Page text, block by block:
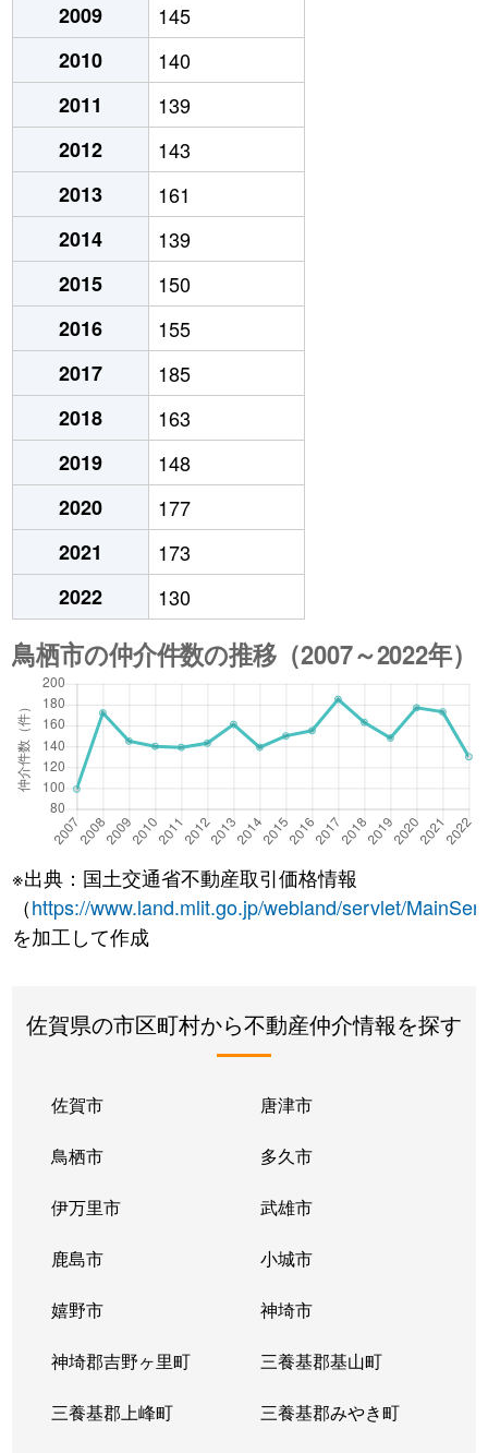
2009
145
2010
140
2011
139
2012
143
2013
161
2014
139
2015
150
2016
155
2017
185
2018
163
2019
148
2020
177
2021
173
2022
130
※出典：国土交通省不動産取引価格情報
（https://www.land.mlit.go.jp/webland/servlet/
を加工して作成
佐賀県の市区町村から不動産仲介情報を探す
佐賀市 唐津市
鳥栖市 多久市
伊万里市 武雄市
鹿島市 小城市
嬉野市 神埼市
神埼郡吉野ヶ里町 三養基郡基山町
三養基郡上峰町 三養基郡みやき町